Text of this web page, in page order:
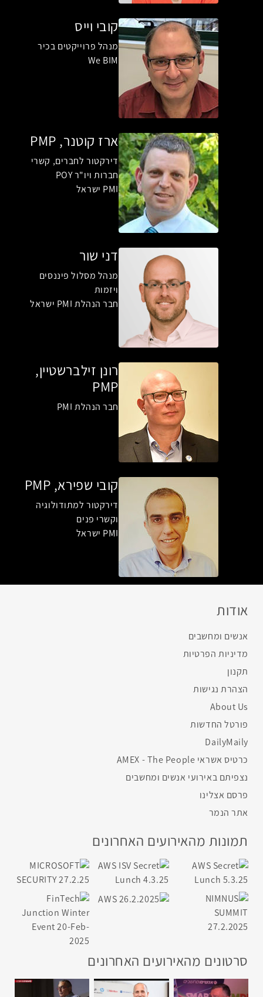
קובי וייס
מנהל פרוייקטים בכיר
We BIM
ארז קוטנר, PMP
דירקטור לחברים, קשרי
חברות ויו"ר POY
PMI ישראל
דני שור
מנהל מסלול פיננסים
ויזמות
חבר הנהלת PMI ישראל
רונן זילברשטיין,
PMP
חבר הנהלת PMI
קובי שפירא, PMP
דירקטור למתודולוגיה
וקשרי פנים
PMI ישראל
אודות
אנשים ומחשבים
מדיניות הפרטיות
תקנון
הצהרת נגישות
About Us
פורטל החדשות
DailyMaily
כרטיס אשראי AMEX - The People
נצפיתם באירועי אנשים ומחשבים
פרסם אצלינו
אתר הנמר
תמונות מהאירועים האחרונים
סרטונים מהאירועים האחרונים